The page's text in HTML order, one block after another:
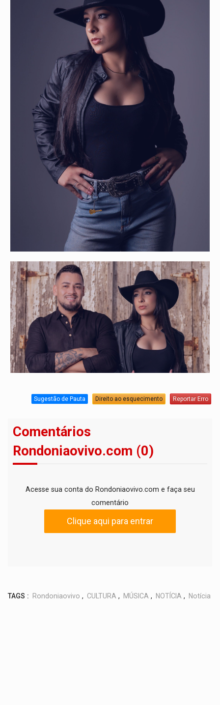
Sugestão de Pauta Direito ao esquecimento Reportar Erro
Comentários
Rondoniaovivo.com (0)
Acesse sua conta do Rondoniaovivo.com e faça seu
comentário
Clique aqui para entrar
TAGS : Rondoniaovivo , CULTURA , MÚSICA , NOTÍCIA , Notícia